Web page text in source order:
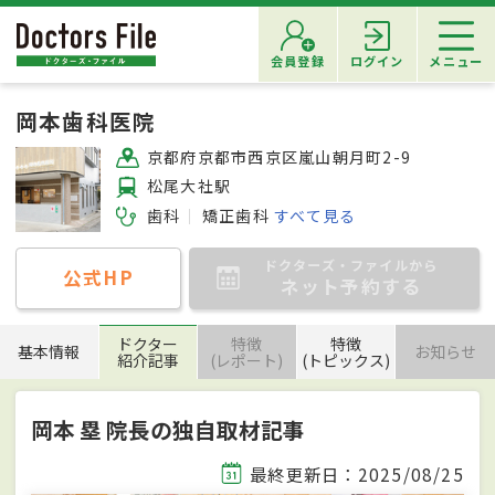
会員登録 ログイン メニュー
岡本歯科医院
京都府京都市西京区嵐山朝月町2-9
松尾大社駅
歯科
矯正歯科 すべて見る
公式HP ドクターズ・ファイルから
ネット予約する
基本情報 ドクター
紹介記事
特徴
(レポート)
特徴
(トピックス) お知らせ
岡本 塁 院長の独自取材記事
最終更新日：2025/08/25